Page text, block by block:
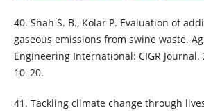
40. Shah S. B., Kolar P. Evaluation of
gaseous emissions from swine waste.
Engineering International: CIGR Journal.
10–20.
41. Tackling climate change through